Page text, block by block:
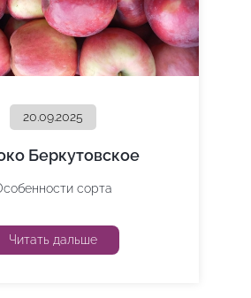
20.09.2025
Беркутовское
сорта
Читать дальше